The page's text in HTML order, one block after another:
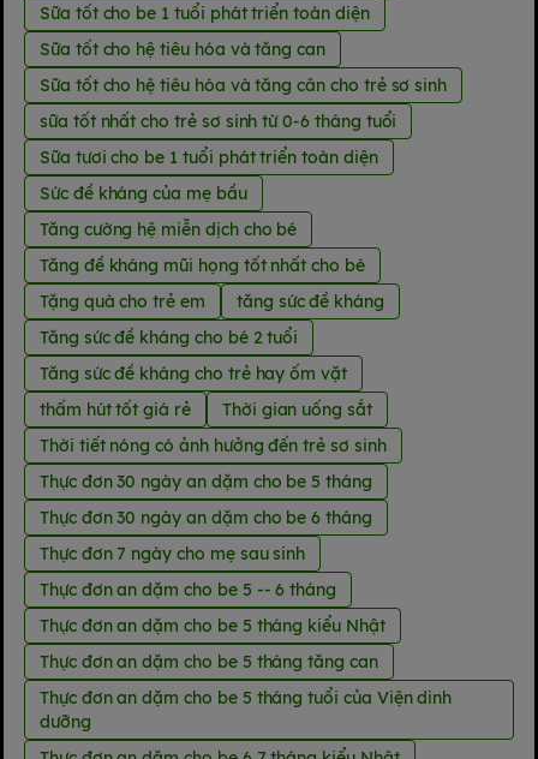
Sữa tốt cho be 1 tuổi phát triển toàn diện
Sữa tốt cho hệ tiêu hóa và tăng can
Sữa tốt cho hệ tiêu hóa và tăng cân cho trẻ sơ sinh
sữa tốt nhất cho trẻ sơ sinh từ 0-6 tháng tuổi
Sữa tươi cho be 1 tuổi phát triển toàn diện
Sức đề kháng của mẹ bầu
Tăng cường hệ miễn dịch cho bé
Tăng đề kháng mũi họng tốt nhất cho bé
Tặng quà cho trẻ em
tăng sức đề kháng
Tăng sức đề kháng cho bé 2 tuổi
Tăng sức đề kháng cho trẻ hay ốm vặt
thấm hút tốt giá rẻ
Thời gian uống sắt
Thời tiết nóng có ảnh hưởng đến trẻ sơ sinh
Thực đơn 30 ngày an dặm cho be 5 tháng
Thực đơn 30 ngày an dặm cho be 6 tháng
Thực đơn 7 ngày cho mẹ sau sinh
Thực đơn an dặm cho be 5 -- 6 tháng
Thực đơn an dặm cho be 5 tháng kiểu Nhật
Thực đơn an dặm cho be 5 tháng tăng can
Thực đơn an dặm cho be 5 tháng tuổi của Viện dinh
dưỡng